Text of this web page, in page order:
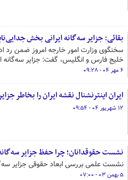
بقائی: جزایر سه‌گانه ایرانی بخش
سخنگوی وزارت امور خارجه امروز ضمن رد
خلیج فارس و انگلیس، گفت: جزایر سه‌گانه
۶ مهر ۰۴ - ۰۹:۲۸
ایران اینترنشنال نقشه ایران را بخاطر
۱۲ شهریور ۰۴ - ۰۹:۵۴
نشست حقوقدانان؛ چرا حفظ جزایر
نشست علمی بررسی ابعاد حقوقی جزایر
۵ بهمن ۰۳ - ۰۷:۰۰